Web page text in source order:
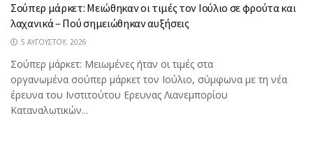
Σούπερ μάρκετ: Μειώθηκαν οι τιμές τον Ιούλιο σε φρούτα και
λαχανικά – Πού σημειώθηκαν αυξήσεις
5 ΑΥΓΟΎΣΤΟΥ, 2026
Σούπερ μάρκετ: Μειωμένες ήταν οι τιμές στα
οργανωμένα σούπερ μάρκετ τον Ιούλιο, σύμφωνα με τη νέα
έρευνα του Ινστιτούτου Ερευνας Λιανεμπορίου
Καταναλωτικών...